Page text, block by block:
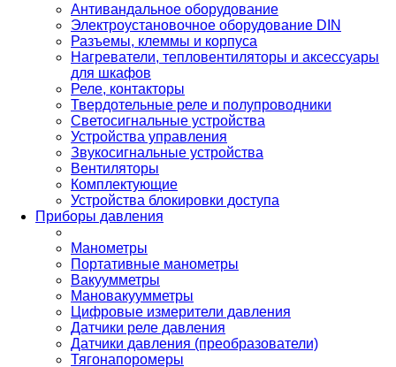
Антивандальное оборудование
Электроустановочное оборудование DIN
Разъемы, клеммы и корпуса
Нагреватели, тепловентиляторы и аксессуары
для шкафов
Реле, контакторы
Твердотельные реле и полупроводники
Светосигнальные устройства
Устройства управления
Звукосигнальные устройства
Вентиляторы
Комплектующие
Устройства блокировки доступа
Приборы давления
Манометры
Портативные манометры
Вакуумметры
Мановакуумметры
Цифровые измерители давления
Датчики реле давления
Датчики давления (преобразователи)
Тягонапоромеры